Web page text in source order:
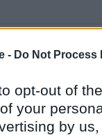
- Do Not Process
opt-out of
your
by